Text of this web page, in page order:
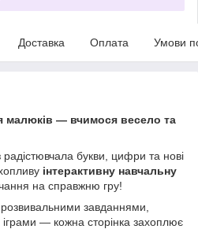
Доставка Оплата Умови
малюків — вчимося весело та
букви, цифри та нові
інтерактивну навчальну
на справжню гру!
завданнями,
— кожна сторінка захоплює